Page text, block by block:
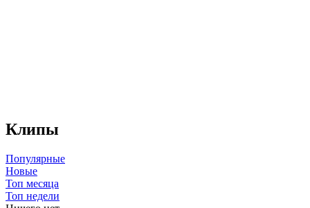
Клипы
Популярные
Новые
Топ месяца
Топ недели